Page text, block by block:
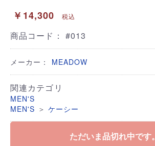
￥14,300 税込
商品コード： #013
メーカー： MEADOW
関連カテゴリ
MEN'S
MEN'S ＞ ケーシー
ただいま品切れ中です。